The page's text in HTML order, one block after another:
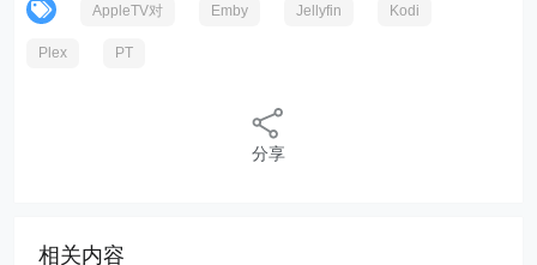
AppleTV对 Emby Jellyfin Kodi
Plex PT
分享
相关内容